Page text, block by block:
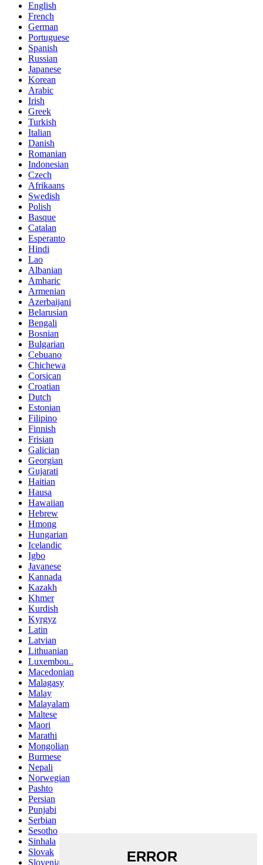
English
French
German
Portuguese
Spanish
Russian
Japanese
Korean
Arabic
Irish
Greek
Turkish
Italian
Danish
Romanian
Indonesian
Czech
Afrikaans
Swedish
Polish
Basque
Catalan
Esperanto
Hindi
Lao
Albanian
Amharic
Armenian
Azerbaijani
Belarusian
Bengali
Bosnian
Bulgarian
Cebuano
Chichewa
Corsican
Croatian
Dutch
Estonian
Filipino
Finnish
Frisian
Galician
Georgian
Gujarati
Haitian
Hausa
Hawaiian
Hebrew
Hmong
Hungarian
Icelandic
Igbo
Javanese
Kannada
Kazakh
Khmer
Kurdish
Kyrgyz
Latin
Latvian
Lithuanian
Luxembou..
Macedonian
Malagasy
Malay
Malayalam
Maltese
Maori
Marathi
Mongolian
Burmese
Nepali
Norwegian
Pashto
Persian
Punjabi
Serbian
Sesotho
Sinhala
Slovak
Slovenian